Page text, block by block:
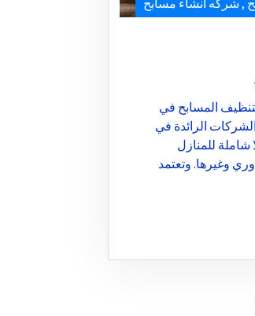
, شركه انشاء مسابح
المسابح في
الرائدة في
شاملة للمنازل
وغيرها. وتعتمد